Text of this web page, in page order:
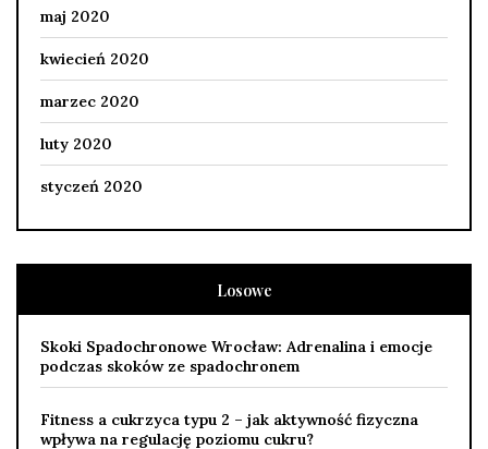
maj 2020
kwiecień 2020
marzec 2020
luty 2020
styczeń 2020
Losowe
Skoki Spadochronowe Wrocław: Adrenalina i emocje
podczas skoków ze spadochronem
Fitness a cukrzyca typu 2 – jak aktywność fizyczna
wpływa na regulację poziomu cukru?